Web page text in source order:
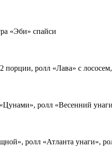
«Эби» спайси
ролл «Лава» с
ролл «Весенний
ролл «Атланта унаги»,